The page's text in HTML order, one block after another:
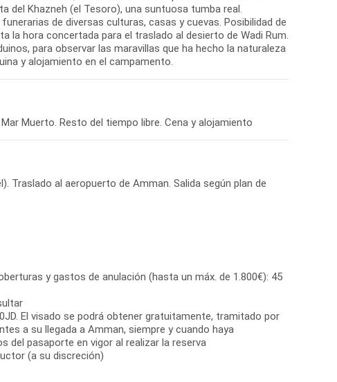
del Khazneh (el Tesoro), una suntuosa tumba real.
de diversas culturas, casas y cuevas. Posibilidad de
la hora concertada para el traslado al desierto de Wadi Rum.
para observar las maravillas que ha hecho la naturaleza
y alojamiento en el campamento.
Muerto. Resto del tiempo libre. Cena y alojamiento
Traslado al aeropuerto de Amman. Salida según plan de
y gastos de anulación (hasta un máx. de 1.800€): 45
El visado se podrá obtener gratuitamente, tramitado por
a su llegada a Amman, siempre y cuando haya
del pasaporte en vigor al realizar la reserva
(a su discreción)